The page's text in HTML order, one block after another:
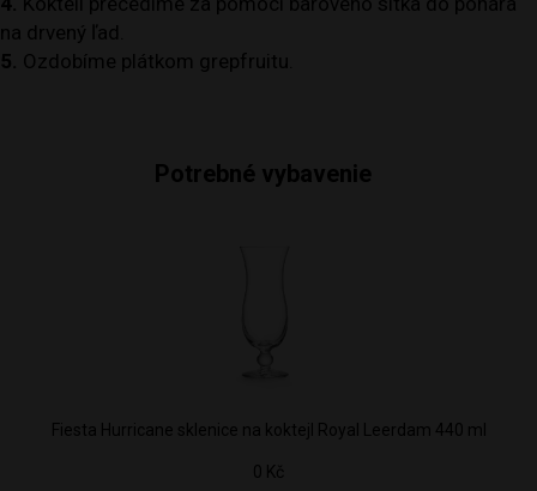
na drvený ľad.
5. Ozdobíme plátkom grepfruitu.
Potrebné vybavenie
Fiesta Hurricane sklenice na koktejl Royal Leerdam 440 ml
0 Kč